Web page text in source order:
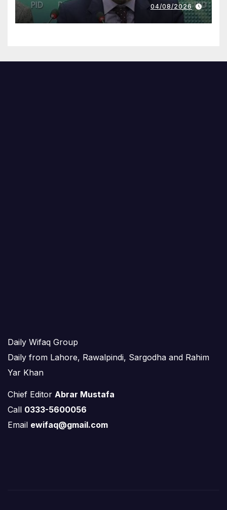
04/08/2026
Daily Wifaq Group
Daily from Lahore, Rawalpindi, Sargodha and Rahim
Yar Khan
Chief Editor Abrar Mustafa
Call 0333-5600056
Email ewifaq@gmail.com